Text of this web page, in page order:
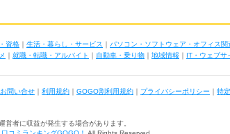
資格 ｜ 生活・暮らし・サービス ｜ パソコン・ソフトウェア・オフィス関
｜ 就職・転職・アルバイト ｜ 自動車・乗り物 ｜ 地域情報 ｜ IT・ウェブサ
お問い合せ ｜ 利用規約 ｜ GOGO割利用規約 ｜ プライバシーポリシー ｜ 特
者に収益が発生する場合があります。